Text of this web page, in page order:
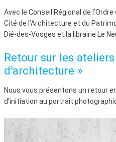
Avec le Conseil Régional de
Cité de l’Architecture et du
Dié-des-Vosges et la librairie Le
Retour sur les
d’architecture »
Nous vous présentons un retour
d’initiation au portrait